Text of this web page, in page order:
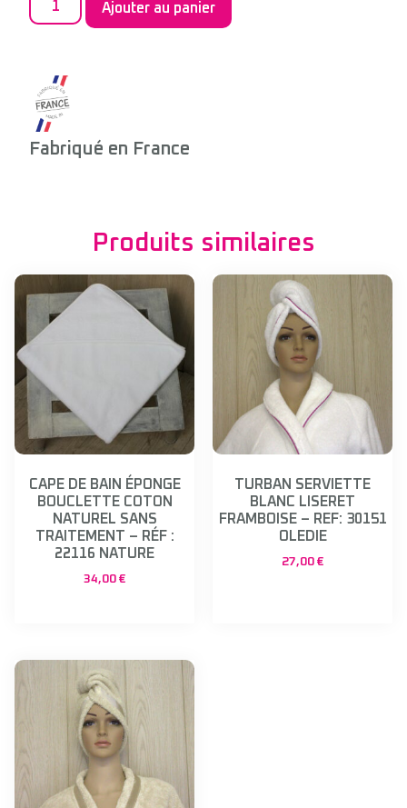
Ajouter au panier
Fabriqué en France
Produits similaires
CAPE DE BAIN ÉPONGE
BOUCLETTE COTON
NATUREL SANS
TRAITEMENT – RÉF :
22116 NATURE
34,00 €
TURBAN SERVIETTE
BLANC LISERET
FRAMBOISE – REF: 30151
OLEDIE
27,00 €